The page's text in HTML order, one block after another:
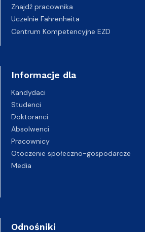
Znajdź pracownika
Uczelnie Fahrenheita
Centrum Kompetencyjne EZD
Informacje dla
Kandydaci
Studenci
Doktoranci
Absolwenci
Pracownicy
Otoczenie społeczno-gospodarcze
Media
Odnośniki